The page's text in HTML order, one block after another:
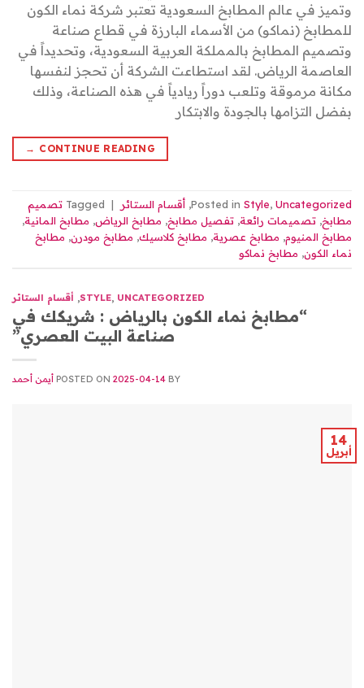
وتميز في عالم المطابخ السعودية تعتبر شركة نماء الكون
للمطابخ (نماكو) من الأسماء البارزة في قطاع صناعة
وتصميم المطابخ بالمملكة العربية السعودية، وتحديداً في
العاصمة الرياض. لقد استطاعت الشركة أن تحجز لنفسها
مكانة مرموقة وتلعب دوراً ريادياً في هذه الصناعة، وذلك
بفضل التزامها بالجودة والابتكار
CONTINUE READING
→
Posted in Style, Uncategorized
, أقسام الستائر |
Tagged تصميم
مطابخ, تصميمات رائعة, تفصيل مطابخ, مطابخ الرياض, مطابخ المانية,
مطابخ المنيوم, مطابخ عصرية, مطابخ كلاسيك, مطابخ مودرن, مطابخ
نماء الكون, مطابخ نماكو
STYLE UNCATEGORIZED أقسام الستائر
“مطابخ نماء الكون بالرياض : شريكك في
صناعة البيت العصري”
POSTED ON 2025-04-14 BY أيمن أحمد
14
أبريل